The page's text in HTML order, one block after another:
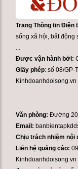
Trang Thông tin Điện
sống xã hội, bất động
...
Được vận hành bởi:
Giấy phép: số 08/GP-
Văn phòng:Đường
Email:
Chịu trách nhiệm nội
Liên hệ quảng cáo: